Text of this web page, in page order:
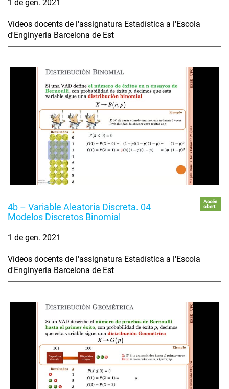
1 de gen. 2021
Vídeos docents de l'assignatura Estadística a l'Escola
d'Enginyeria Barcelona de Est
4b – Variable Aleatoria Discreta. 04
Modelos Discretos Binomial
Accés
obert
1 de gen. 2021
Vídeos docents de l'assignatura Estadística a l'Escola
d'Enginyeria Barcelona de Est